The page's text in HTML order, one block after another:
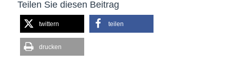
Teilen Sie diesen Beitrag
twittern teilen
drucken